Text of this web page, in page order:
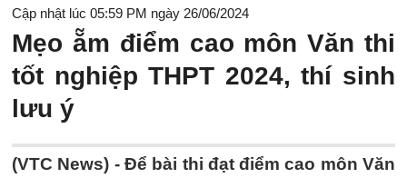
Cập nhật lúc 05:59 PM ngày 26/06/2024
Mẹo ẵm điểm cao môn Văn thi
tốt nghiệp THPT 2024, thí sinh
lưu ý
(VTC News) - Để bài thi đạt điểm cao môn Văn